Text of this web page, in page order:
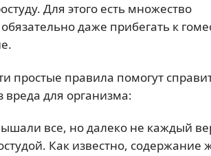
Для этого есть множество
даже прибегать к
простые правила помогут
для организма:
все, но далеко не каждый
Как известно, содержание